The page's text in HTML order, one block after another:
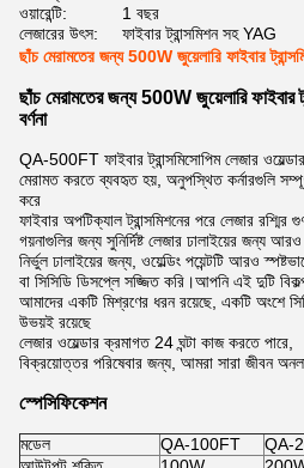
ওয়ারেন্টি:
1 বছর
লেজারের উৎস:
ফাইবার ট্রান্সমিশন সহ YAG
ছাঁচ মেরামতের জন্য 500W জুয়েলারি ফাইবার
ছাঁচ মেরামতের জন্য 500W জুয়েলারি ফাইবার
বর্ণনা
QA-500FT ফাইবার ট্রান্সমিসোপিম লেজার
মেরামত করতে ব্যবহৃত হয়, অনুপস্থিত কর্নারগুলি
করে
ফাইবার অপটিক্যাল ট্রান্সমিশনের পরে লেজার
গয়নাগুলির জন্য সুনির্দিষ্ট লেজার ঢালাইয়ের জন্য
নির্ভুল ঢালাইয়ের জন্য, ওয়েল্ডিং পয়েন্টটি আরও
বা সিসিডি ডিসপ্লে সজ্জিত করি।আপনি এই দুটি
আমাদের একটি মিশ্রণের ধরন রয়েছে, একটি অংশে
উভয়ই রয়েছে
লেজার ওয়েল্ডার ক্রমাগত 24 ঘন্টা কাজ করতে পারে,
বিক্রয়োত্তর পরিষেবার জন্য, আমরা সারা জীবন
স্পেসিফিকেশন
মডেল QA-100FT QA-